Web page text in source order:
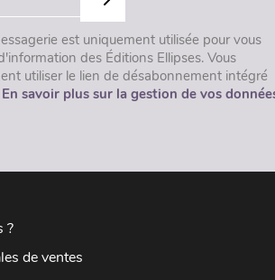
est uniquement utilisée pour vous
des Éditions Ellipses. Vous
utiliser le lien de désabonnement intégré
En savoir plus sur la gestion de vos
?
de ventes